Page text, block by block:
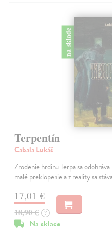
na sklade
Terpentín
Cabala Lukáš
Zrodenie hrdinu Terpa sa
malé preklopenie a z reality sa
17,01 €
18,90 € ?
Na sklade